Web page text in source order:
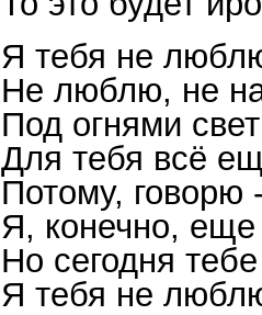
Я тебя не
Не люблю, не
Под огнями
Для тебя всё
Потому,
Я, конечно,
Но сегодня
Я тебя не